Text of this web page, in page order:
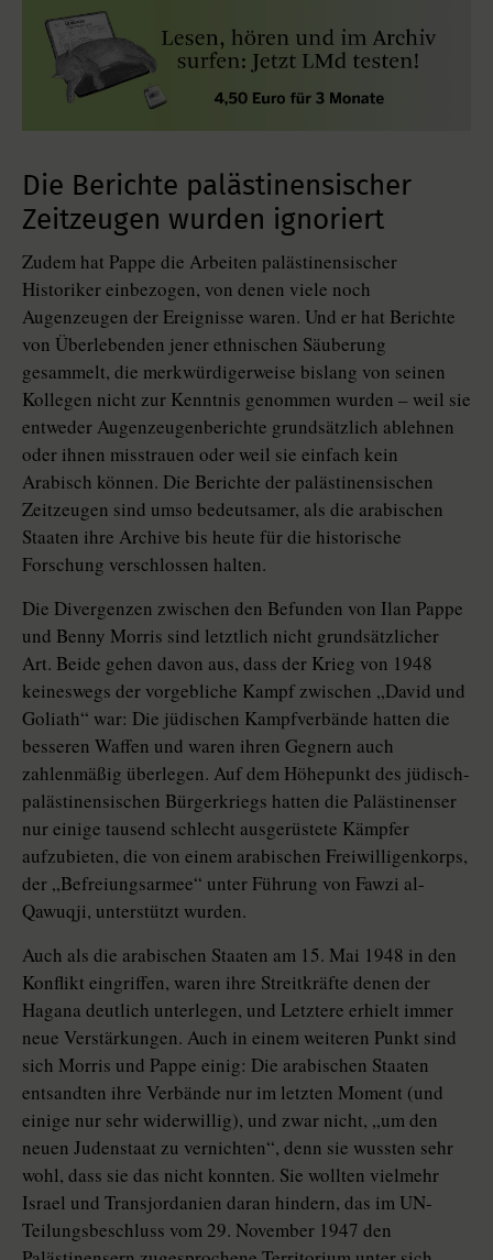
Die Berichte palästinensischer
Zeitzeugen wurden ignoriert
Zudem hat Pappe die Arbeiten palästinensischer
Historiker einbezogen, von denen viele noch
Augenzeugen der Ereignisse waren. Und er hat Berichte
von Überlebenden jener ethnischen Säuberung
gesammelt, die merkwürdigerweise bislang von seinen
Kollegen nicht zur Kenntnis genommen wurden – weil sie
entweder Augenzeugenberichte grundsätzlich ablehnen
oder ihnen misstrauen oder weil sie einfach kein
Arabisch können. Die Berichte der palästinensischen
Zeitzeugen sind umso bedeutsamer, als die arabischen
Staaten ihre Archive bis heute für die historische
Forschung verschlossen halten.
Die Divergenzen zwischen den Befunden von Ilan Pappe
und Benny Morris sind letztlich nicht grundsätzlicher
Art. Beide gehen davon aus, dass der Krieg von 1948
keineswegs der vorgebliche Kampf zwischen „David und
Goliath“ war: Die jüdischen Kampfverbände hatten die
besseren Waffen und waren ihren Gegnern auch
zahlenmäßig überlegen. Auf dem Höhepunkt des jüdisch-
palästinensischen Bürgerkriegs hatten die Palästinenser
nur einige tausend schlecht ausgerüstete Kämpfer
aufzubieten, die von einem arabischen Freiwilligenkorps,
der „Befreiungsarmee“ unter Führung von Fawzi al-
Qawuqji, unterstützt wurden.
Auch als die arabischen Staaten am 15. Mai 1948 in den
Konflikt eingriffen, waren ihre Streitkräfte denen der
Hagana deutlich unterlegen, und Letztere erhielt immer
neue Verstärkungen. Auch in einem weiteren Punkt sind
sich Morris und Pappe einig: Die arabischen Staaten
entsandten ihre Verbände nur im letzten Moment (und
einige nur sehr widerwillig), und zwar nicht, „um den
neuen Judenstaat zu vernichten“, denn sie wussten sehr
wohl, dass sie das nicht konnten. Sie wollten vielmehr
Israel und Transjordanien daran hindern, das im UN-
Teilungsbeschluss vom 29. November 1947 den